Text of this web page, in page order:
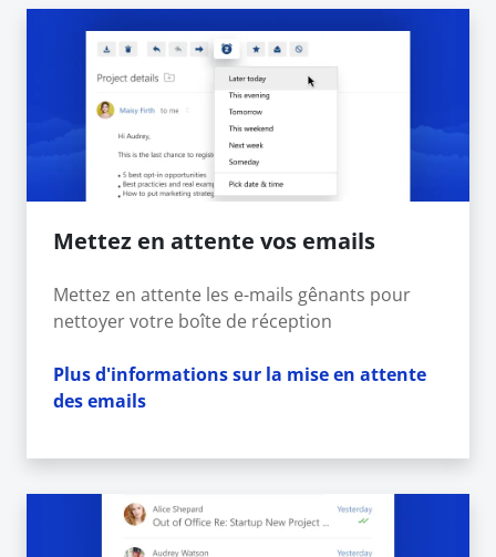
Mettez en attente vos emails
Mettez en attente les e-mails gênants pour
nettoyer votre boîte de réception
Plus d'informations sur la mise en attente
des emails